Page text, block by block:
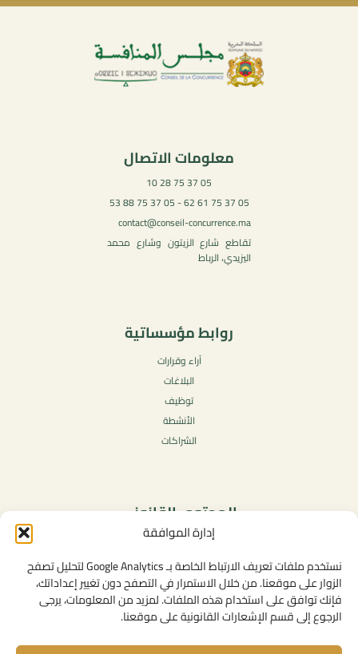
إدارة الموافقة
نستخدم ملفات تعريف الارتباط الخاصة بـ Google Analytics لتحليل تصفح
الزوار على موقعنا. من خلال الاستمرار في التصفح دون تغيير إعداداتك،
فإنك توافق على استخدام هذه الملفات. لمزيد من المعلومات، يرجى
الرجوع إلى قسم الإشعارات القانونية على موقعنا.
معلومات الاتصال
05 37 75 28 10
05 37 75 61 62 - 05 37 75 88 53
contact@conseil-concurrence.ma
تقاطع شارع الزيتون وشارع محمد
اليزيدي، الرباط
روابط مؤسساتية
آراء وقرارات
البلاغات
توظيف
الأنشطة
الشراكات
المحتوى القانوني
سياسة الخصوصية
شروط الاستخدام العامة
الإشعارات القانونية
سياسة ملفات تعريف الارتباط (الكوكيز)